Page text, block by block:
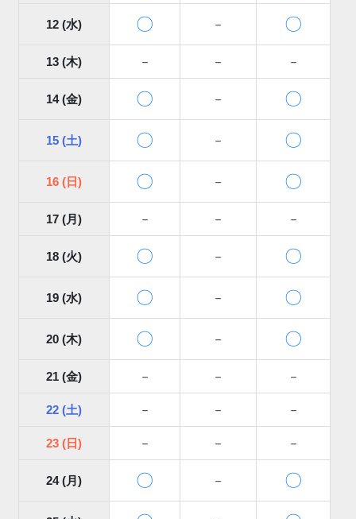
12 (水) 〇 － 〇
13 (木) － － －
14 (金) 〇 － 〇
15 (土) 〇 － 〇
16 (日) 〇 － 〇
17 (月) － － －
18 (火) 〇 － 〇
19 (水) 〇 － 〇
20 (木) 〇 － 〇
21 (金) － － －
22 (土) － － －
23 (日) － － －
24 (月) 〇 － 〇